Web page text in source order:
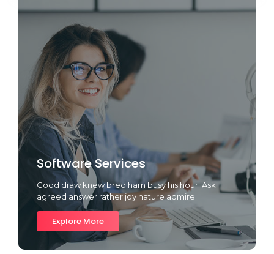
Software Services
Good draw knew bred ham busy his hour. Ask
agreed answer rather joy nature admire.
Explore More